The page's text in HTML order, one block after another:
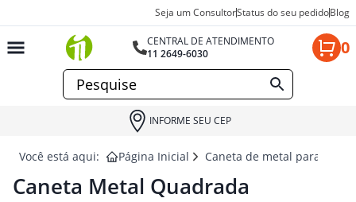
Seja um ConsultorStatus do seu pedidoBlog
CENTRAL DE ATENDIMENTO
11 2649-6030
0
INFORME SEU CEP
Você está aqui: Página Inicial Caneta de metal para
Caneta Metal Quadrada